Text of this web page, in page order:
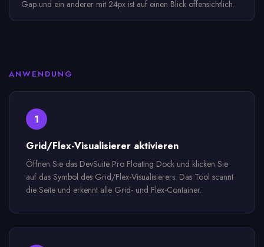
Gap und ein anderer mit 24px ist auf einen Blick offensichtlich.
ANWENDUNG
1
Grid/Flex-Visualisierer aktivieren
Öffnen Sie das DevSuite Pro Floating Dock und klicken Sie
auf das Symbol des Grid/Flex-Visualisierers. Das Tool scannt
die Seite und erkennt alle Grid- und Flex-Container.